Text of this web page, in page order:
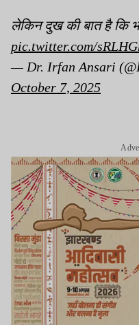
लेकिन दुख की बात है कि
pic.twitter.com/
— Dr. Irfan Ansari
October 7, 2025